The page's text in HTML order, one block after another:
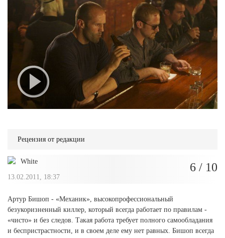
Рецензия от редакции
White
13.02.2011, 18:37
6 / 10
Артур Бишоп - «Механик», высокопрофессиональный
безукоризненный киллер, который всегда работает по правилам -
«чисто» и без следов. Такая работа требует полного самообладания
и беспристрастности, и в своем деле ему нет равных. Бишоп всегда